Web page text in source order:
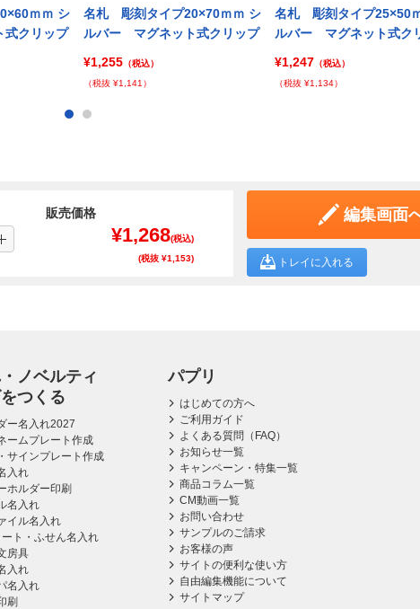
ｍｍ シ
クリップ
名札 彫刻タイプ20×70ｍｍ シ
ルバー マグネット式クリップ
¥1,255 （税込）
（税抜 ¥1,141）
名札 彫刻タイプ25×50
ルバー マグネット式ク
¥1,247 （税込）
（税抜 ¥1,134）
販売価格
¥1,268(税込)
(税抜 ¥1,153)
編集画面
トレイに入れる
ノベルティ
つくる
ー名入れ2027
ームプレート作成
サインプレート作成
入れ
ホルダー印刷
名入れ
イル名入れ
ート・ふせん名入れ
房具
入れ
名入れ
刷
パプリ
はじめての方へ
ご利用ガイド
よくある質問（FAQ）
お知らせ一覧
キャンペーン・特集一覧
商品コラム一覧
CM動画一覧
お問い合わせ
サンプルのご請求
お客様の声
サイトの便利な使い方
自由編集機能について
サイトマップ